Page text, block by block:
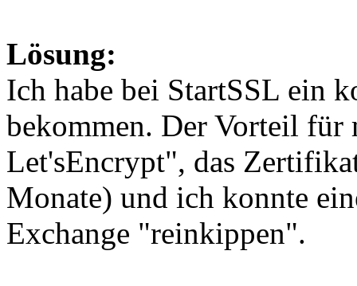
Lösung:
Ich habe bei StartSSL ein
bekommen. Der Vorteil für
Let'sEncrypt", das
Monate) und ich konnte
Exchange "reinkippen".